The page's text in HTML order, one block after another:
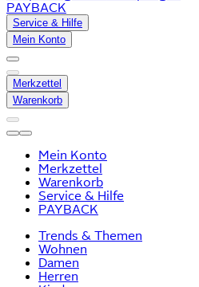
PAYBACK
Service & Hilfe
Mein Konto
Merkzettel
Warenkorb
Mein Konto
Merkzettel
Warenkorb
Service & Hilfe
PAYBACK
Trends & Themen
Wohnen
Damen
Herren